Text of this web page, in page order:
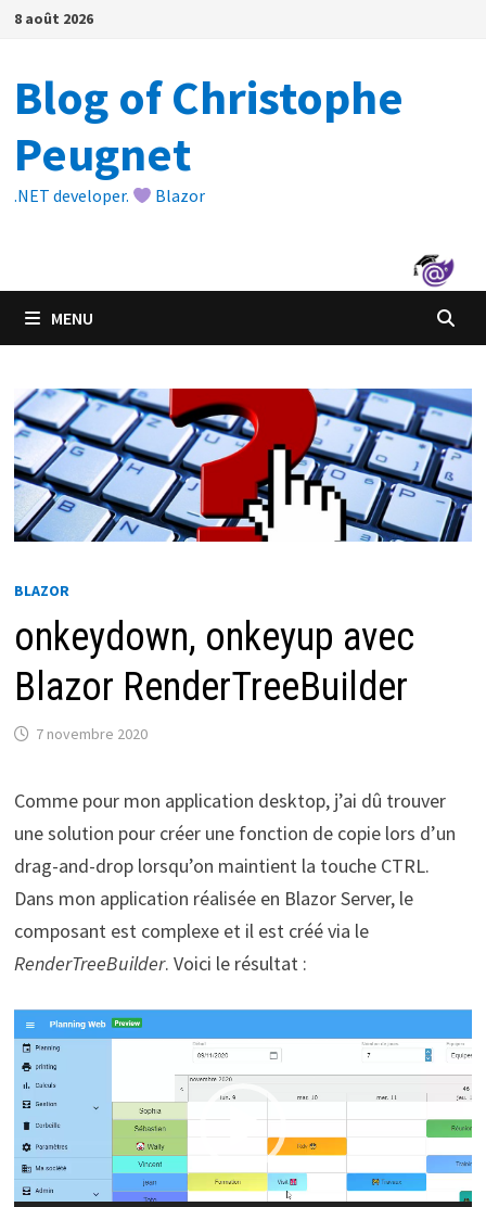
Passer
8 août 2026
Blog of Christophe
Peugnet
.NET developer. Blazor
MENU
BLAZOR
onkeydown, onkeyup avec
Blazor RenderTreeBuilder
7 novembre 2020
Comme pour mon application desktop, j’ai dû trouver
une solution pour créer une fonction de copie lors d’un
drag-and-drop lorsqu’on maintient la touche CTRL.
Dans mon application réalisée en Blazor Server, le
composant est complexe et il est créé via le
RenderTreeBuilder. Voici le résultat :
Lecteur
vidéo